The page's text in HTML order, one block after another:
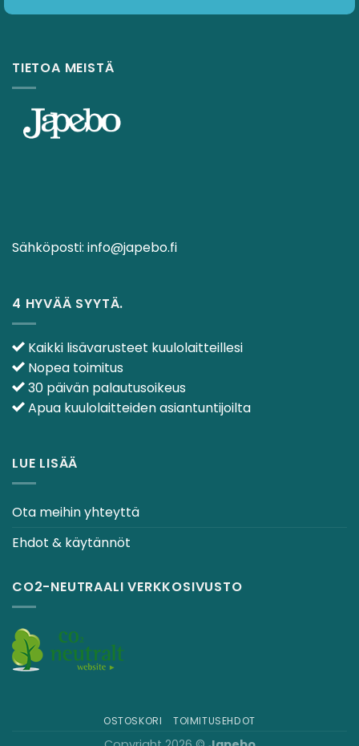
TIETOA MEISTÄ
Sähköposti: info@japebo.fi
4 HYVÄÄ SYYTÄ.
Kaikki lisävarusteet kuulolaitteillesi
Nopea toimitus
30 päivän palautusoikeus
Apua kuulolaitteiden asiantuntijoilta
LUE LISÄÄ
Ota meihin yhteyttä
Ehdot & käytännöt
CO2-NEUTRAALI VERKKOSIVUSTO
OSTOSKORI TOIMITUSEHDOT